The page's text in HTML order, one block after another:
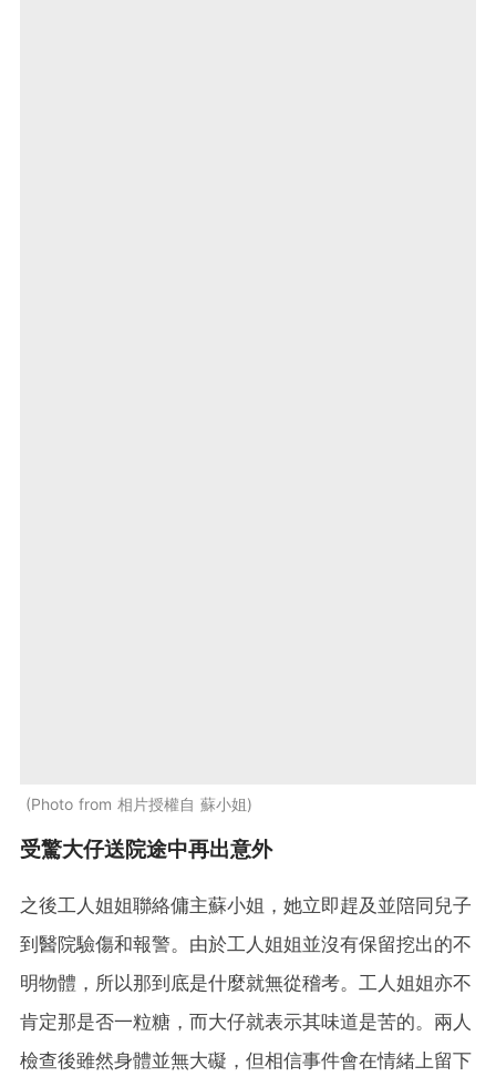
Photo from 相片授權自 蘇小姐
受驚大仔送院途中再出意外
之後工人姐姐聯絡傭主蘇小姐，她立即趕及並陪同兒子
到醫院驗傷和報警。由於工人姐姐並沒有保留挖出的不
明物體，所以那到底是什麼就無從稽考。工人姐姐亦不
肯定那是否一粒糖，而大仔就表示其味道是苦的。兩人
檢查後雖然身體並無大礙，但相信事件會在情緒上留下